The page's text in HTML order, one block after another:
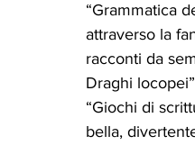
“Grammatica
attraverso la
racconti da
Draghi
“Giochi di
bella,